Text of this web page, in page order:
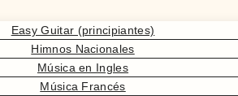
Easy Guitar (principiantes)
Himnos Nacionales
Música en Ingles
Música Francés